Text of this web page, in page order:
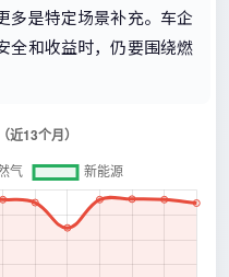
多是特定场景补充。车企
全和收益时，仍要围绕燃